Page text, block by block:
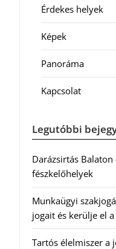
Érdekes helyek
Képek
Panoráma
Kapcsolat
Legutóbbi
Darázsirtás
fészkelőhelyek
Munkaügyi
jogait és kerülje el
Tartós élelmiszer a